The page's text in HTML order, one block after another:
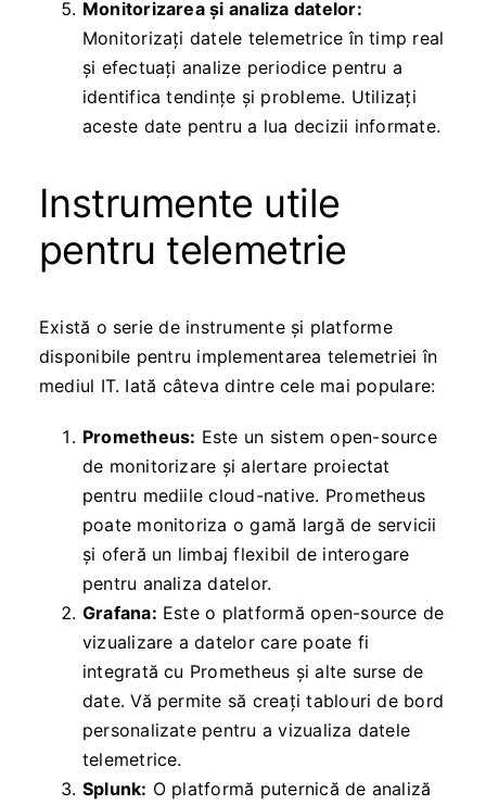
Monitorizarea și analiza datelor:
Monitorizați datele telemetrice în timp real
și efectuați analize periodice pentru a
identifica tendințe și probleme. Utilizați
aceste date pentru a lua decizii informate.
Instrumente utile
pentru telemetrie
Există o serie de instrumente și platforme
disponibile pentru implementarea telemetriei în
mediul IT. Iată câteva dintre cele mai populare:
Prometheus: Este un sistem open-source
de monitorizare și alertare proiectat
pentru mediile cloud-native. Prometheus
poate monitoriza o gamă largă de servicii
și oferă un limbaj flexibil de interogare
pentru analiza datelor.
Grafana: Este o platformă open-source de
vizualizare a datelor care poate fi
integrată cu Prometheus și alte surse de
date. Vă permite să creați tablouri de bord
personalizate pentru a vizualiza datele
telemetrice.
Splunk: O platformă puternică de analiză